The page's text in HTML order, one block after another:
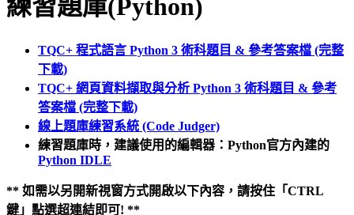
練習題庫(Python)
TQC+ 程式語言 Python 3 術科題目 & 參考答案檔 (完整
下載)
TQC+ 網頁資料擷取與分析 Python 3 術科題目 & 參考
答案檔 (完整下載)
線上題庫練習系統 (Code Judger)
練習題庫時，建議使用的編輯器：Python官方內建的
Python IDLE
** 如需以另開新視窗方式開啟以下內容，請按住「CTRL
鍵」點選超連結即可! **